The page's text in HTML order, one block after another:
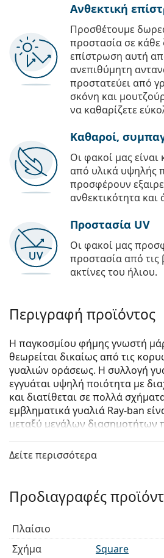
Ανθεκτική
Προσθέτουμε
προστασία σε
επίστρωση αυτή
ανεπιθύμητη
προστατεύει από
σκόνη και
να καθαρίζετε
Καθαροί,
Οι φακοί μας
από υλικά υψηλής
προσφέρουν
ανθεκτικότητα και
Προστασία UV
Οι φακοί μας
προστασία από τις
ακτίνες του ήλιου.
Περιγραφή προϊόντος
Η παγκοσμίου φήμης γνωστή
θεωρείται δικαίως από τις
γυαλιών οράσεως. Η συλλογή
εγγυάται υψηλή ποιότητα με
και διατίθεται σε πολλά
εμβληματικά γυαλιά Ray-ban
μεταξύ μεγάλων διασημοτήτων
Ray-Ban 0RX7190 2000
οράσεως με τη λειτουργία του
του Lentiamo.
Σκελετός γυαλιών οράσεως
Το μαύρο χρώμα του σκελετού
Δείτε περισσότερα
Προδιαγραφές
Πλαίσιο
Σχήμα
Square